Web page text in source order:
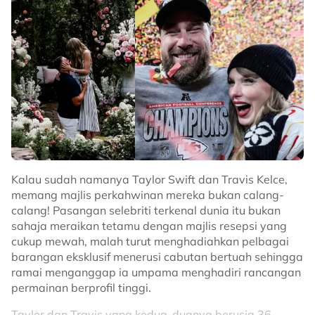
Kalau sudah namanya Taylor Swift dan Travis Kelce,
memang majlis perkahwinan mereka bukan calang-
calang! Pasangan selebriti terkenal dunia itu bukan
sahaja meraikan tetamu dengan majlis resepsi yang
cukup mewah, malah turut menghadiahkan pelbagai
barangan eksklusif menerusi cabutan bertuah sehingga
ramai menganggap ia umpama menghadiri rancangan
permainan berprofil tinggi.